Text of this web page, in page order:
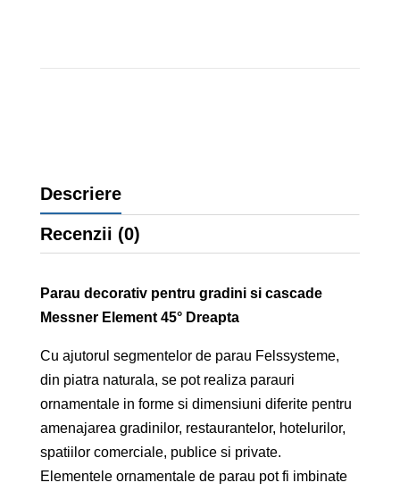
Descriere
Recenzii (0)
Parau decorativ pentru gradini si cascade
Messner Element 45° Dreapta
Cu ajutorul segmentelor de parau Felssysteme,
din piatra naturala, se pot realiza parauri
ornamentale in forme si dimensiuni diferite pentru
amenajarea gradinilor, restaurantelor, hotelurilor,
spatiilor comerciale, publice si private.
Elementele ornamentale de parau pot fi imbinate